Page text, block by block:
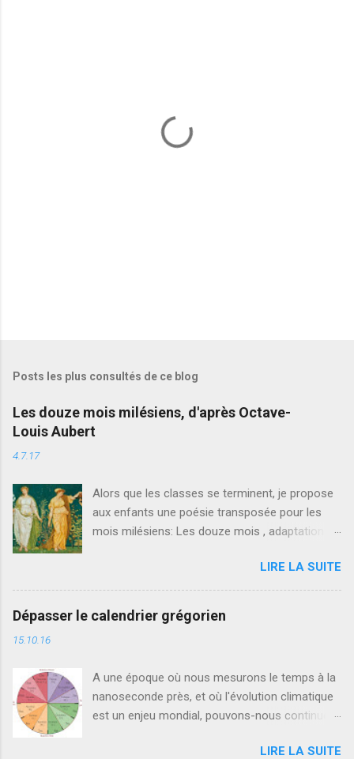
Posts les plus consultés de ce blog
Les douze mois milésiens, d'après Octave-
Louis Aubert
4.7.17
Alors que les classes se terminent, je propose
aux enfants une poésie transposée pour les
mois milésiens: Les douze mois , adaptation
(1870-1944). Première pièce d'un édifice
nouveau en vue de construire la culture de
calendrier des enfants de demain.
LIRE LA SUITE
Dépasser le calendrier grégorien
15.10.16
A une époque où nous mesurons le temps à la
nanoseconde près, et où l'évolution climatique
est un enjeu mondial, pouvons-nous continuer
calendrier vieux de 2000 ans, aux mois inégaux,
LIRE LA SUITE